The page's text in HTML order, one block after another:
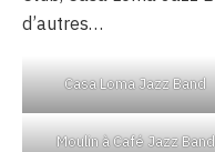
d’autres…
Casa Loma Jazz Band
Moulin à Café Jazz Band